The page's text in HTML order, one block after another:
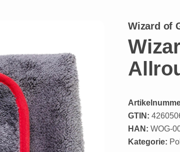
Wizard of
GTIN:
HAN: WOG-
Kategorie: